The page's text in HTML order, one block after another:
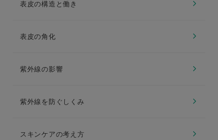
表皮の構造と働き
表皮の角化
紫外線の影響
紫外線を防ぐしくみ
スキンケアの考え方